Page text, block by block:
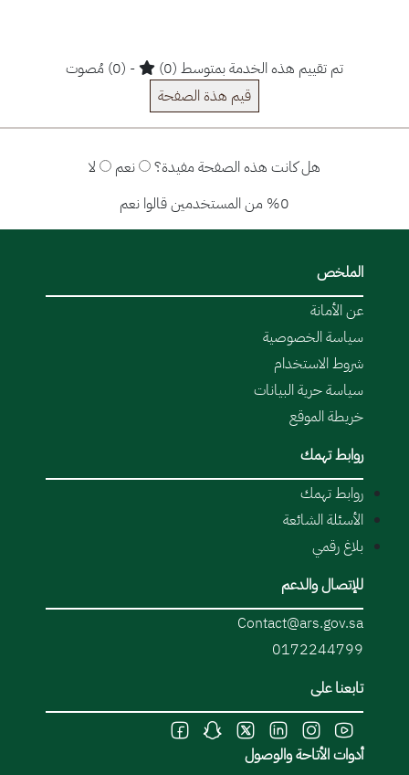
تم تقييم هذه الخدمة بمتوسط (0)
- (0) مُصوت
قيم هذة الصفحة
هل كانت هذه الصفحة مفيدة؟ نعم
لا
%0 من المستخدمين قالوا نعم
الملخص
عن الأمانة
سياسة الخصوصية
شروط الاستخدام
سياسة حرية البيانات
خريطة الموقع
روابط تهمك
روابط تهمك
الأسئلة الشائعة
بلاغ رقمي
للإتصال والدعم
Contact@ars.gov.sa
0172244799
تابعنا على
أدوات الأتاحة والوصول